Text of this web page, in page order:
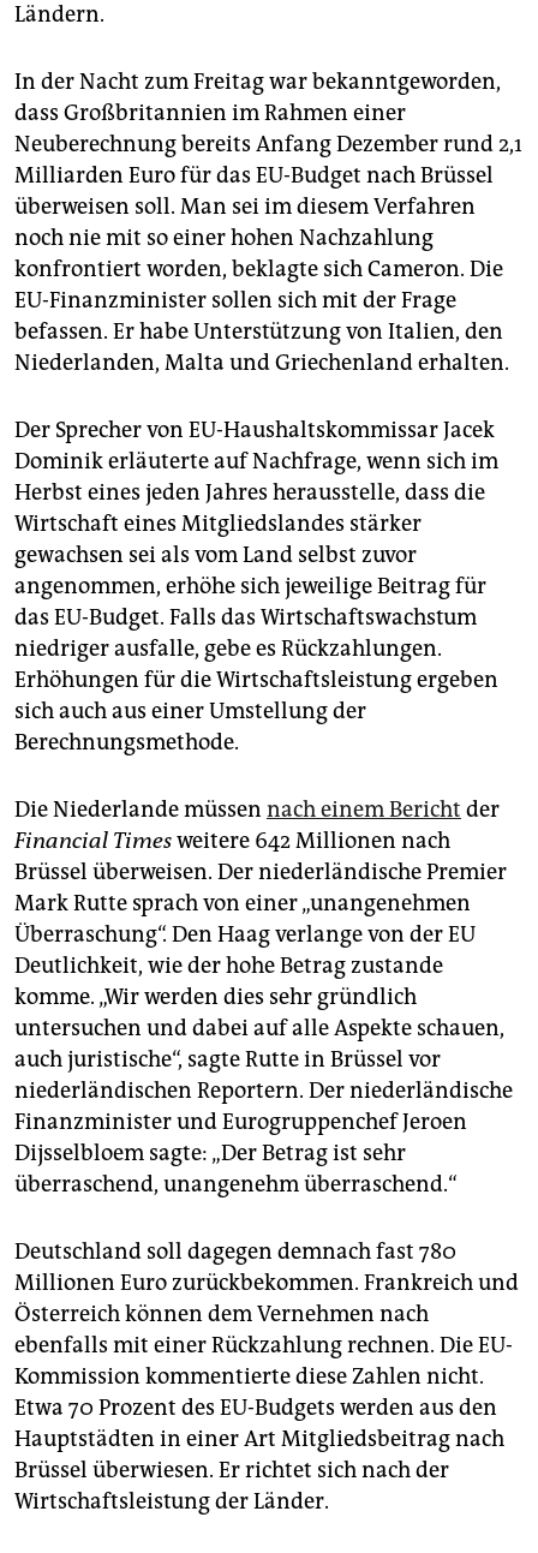
Ländern.
In der Nacht zum Freitag war bekanntgeworden,
dass Großbritannien im Rahmen einer
Neuberechnung bereits Anfang Dezember rund 2,1
Milliarden Euro für das EU-Budget nach Brüssel
überweisen soll. Man sei im diesem Verfahren
noch nie mit so einer hohen Nachzahlung
konfrontiert worden, beklagte sich Cameron. Die
EU-Finanzminister sollen sich mit der Frage
befassen. Er habe Unterstützung von Italien, den
Niederlanden, Malta und Griechenland erhalten.
Der Sprecher von EU-Haushaltskommissar Jacek
Dominik erläuterte auf Nachfrage, wenn sich im
Herbst eines jeden Jahres herausstelle, dass die
Wirtschaft eines Mitgliedslandes stärker
gewachsen sei als vom Land selbst zuvor
angenommen, erhöhe sich jeweilige Beitrag für
das EU-Budget. Falls das Wirtschaftswachstum
niedriger ausfalle, gebe es Rückzahlungen.
Erhöhungen für die Wirtschaftsleistung ergeben
sich auch aus einer Umstellung der
Berechnungsmethode.
Die Niederlande müssen nach einem Bericht der
Financial Timesweitere 642 Millionen nach
Brüssel überweisen. Der niederländische Premier
Mark Rutte sprach von einer „unangenehmen
Überraschung“. Den Haag verlange von der EU
Deutlichkeit, wie der hohe Betrag zustande
komme. „Wir werden dies sehr gründlich
untersuchen und dabei auf alle Aspekte schauen,
auch juristische“, sagte Rutte in Brüssel vor
niederländischen Reportern. Der niederländische
Finanzminister und Eurogruppenchef Jeroen
Dijsselbloem sagte: „Der Betrag ist sehr
überraschend, unangenehm überraschend.“
Deutschland soll dagegen demnach fast 780
Millionen Euro zurückbekommen. Frankreich und
Österreich können dem Vernehmen nach
ebenfalls mit einer Rückzahlung rechnen. Die EU-
Kommission kommentierte diese Zahlen nicht.
Etwa 70 Prozent des EU-Budgets werden aus den
Hauptstädten in einer Art Mitgliedsbeitrag nach
Brüssel überwiesen. Er richtet sich nach der
Wirtschaftsleistung der Länder.